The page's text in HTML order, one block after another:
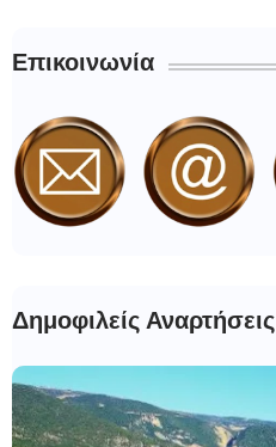
Επικοινωνία
Δημοφιλείς Αναρτήσεις